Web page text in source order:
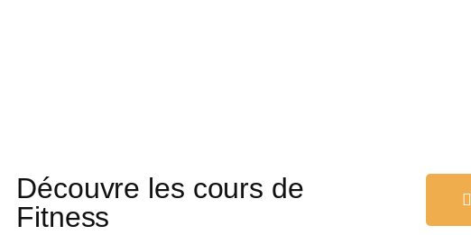
Découvre les cours de
Fitness